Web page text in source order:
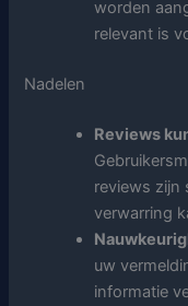
worden
relevant is
Nadelen
Reviews
reviews zijn
verwarring
uw
informatie